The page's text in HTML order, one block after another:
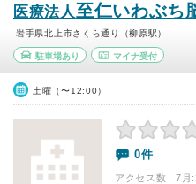
医療法人至仁いわぶち
岩手県北上市さくら通り（柳原駅）
駐車場あり マイナ受付
土曜（〜12:00）
0件
アクセス数 7月: